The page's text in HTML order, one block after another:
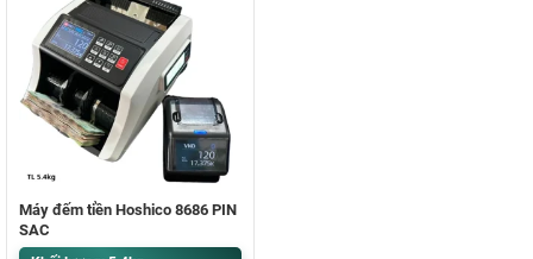
Máy đếm tiền Hoshico 8686 PIN
SẠC